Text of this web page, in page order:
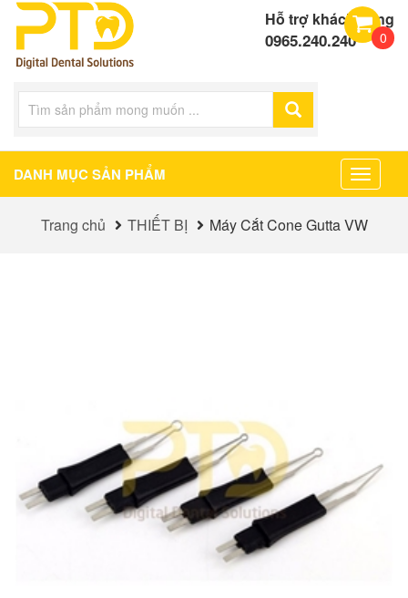
Hỗ trợ khách hàng
0965.240.240 0
DANH MỤC SẢN PHẨM
Toggle
Trang chủ
THIẾT BỊ Máy Cắt Cone Gutta VW